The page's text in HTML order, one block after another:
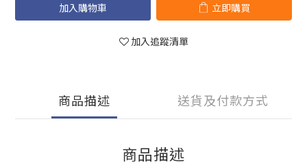
加入購物車 立即購買
加入追蹤清單
商品描述 送貨及付款方式
商品描述